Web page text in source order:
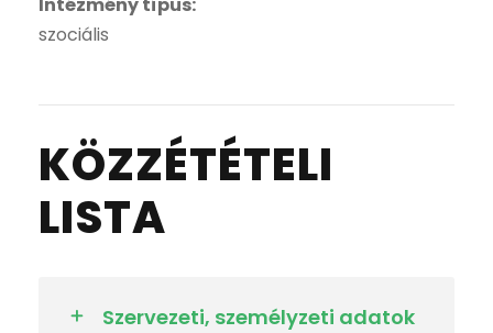
Intézmény típus:
szociális
KÖZZÉTÉTELI
LISTA
Szervezeti, személyzeti adatok